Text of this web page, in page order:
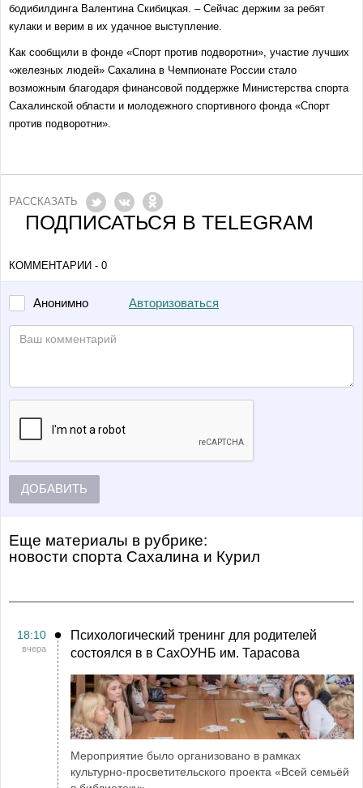
бодибилдинга Валентина Скибицкая. – Сейчас держим за ребят
кулаки и верим в их удачное выступление.
Как сообщили в фонде «Спорт против подворотни», участие лучших
«железных людей» Сахалина в Чемпионате России стало
возможным благодаря финансовой поддержке Министерства спорта
Сахалинской области и молодежного спортивного фонда «Спорт
против подворотни».
РАССКАЗАТЬ
ПОДПИСАТЬСЯ В TELEGRAM
КОММЕНТАРИИ - 0
Анонимно Авторизоваться
ДОБАВИТЬ
Еще материалы в рубрике:
Новости спорта Сахалина и Курил
18:10
вчера
Психологический тренинг для родителей
состоялся в в СахОУНБ им. Тарасова
Мероприятие было организовано в рамках
культурно-просветительского проекта «Всей семьёй